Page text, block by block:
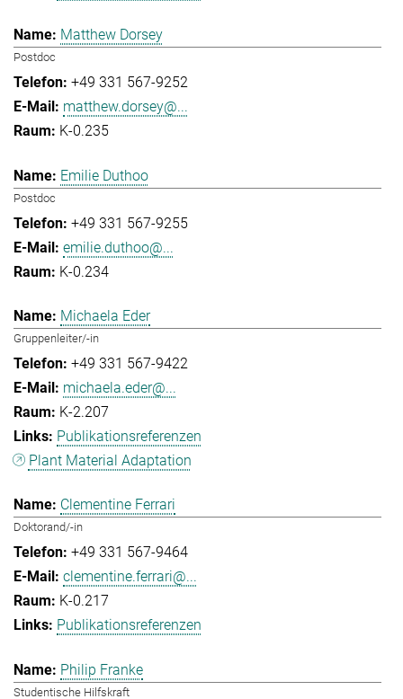
Matthew Dorsey
Postdoc
+49 331 567-9252
matthew.dorsey@...
K-0.235
Emilie Duthoo
Postdoc
+49 331 567-9255
emilie.duthoo@...
K-0.234
Michaela Eder
Gruppenleiter/-in
+49 331 567-9422
michaela.eder@...
K-2.207
Publikationsreferenzen
Plant Material Adaptation
Clementine Ferrari
Doktorand/-in
+49 331 567-9464
clementine.ferrari@...
K-0.217
Publikationsreferenzen
Philip Franke
Studentische Hilfskraft